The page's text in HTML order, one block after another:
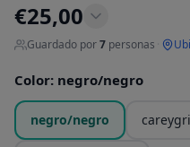
€25,00
Guardado por7 personas
Color: negro/negro
negro/negro